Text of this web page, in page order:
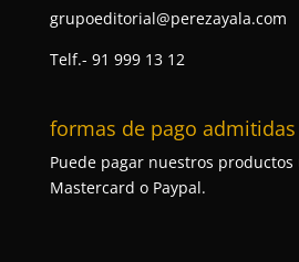
grupoeditorial@perezayala.com
Telf.- 91 999 13 12
formas de pago admitidas
Puede pagar nuestros productos
Mastercard o Paypal.